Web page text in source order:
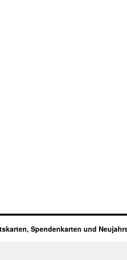
Spendenkarten und